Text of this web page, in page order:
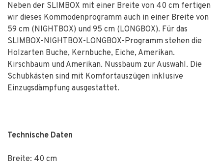
Neben der SLIMBOX mit einer Breite von 40 cm fertigen
wir dieses Kommodenprogramm auch in einer Breite von
59 cm (NIGHTBOX) und 95 cm (LONGBOX). Für das
SLIMBOX-NIGHTBOX-LONGBOX-Programm stehen die
Holzarten Buche, Kernbuche, Eiche, Amerikan.
Kirschbaum und Amerikan. Nussbaum zur Auswahl. Die
Schubkästen sind mit Komfortauszügen inklusive
Einzugsdämpfung ausgestattet.
Technische Daten
Breite: 40 cm